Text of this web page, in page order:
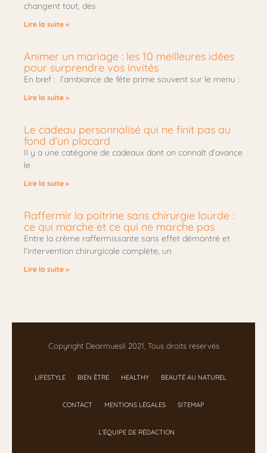
changent tout, des
Lire la suite »
Animer un mariage : les 10 meilleures idées
pour surprendre vos invités
En bref : l’ambiance de fête prime souvent sur le menu :
Lire la suite »
Le cadeau personnalisé qui ne finit pas au
fond d’un placard
Il y a une catégorie de cadeaux dont on connaît d’avance
le
Lire la suite »
Raffermir la poitrine sans chirurgie lourde :
ce qui marche et ce qui ne marche pas
Entre la crème raffermissante sans effet démontré et
l’intervention chirurgicale complète, un
Lire la suite »
Copyright Dearmuesli 2021, Tous droits réservés
LIFESTYLE BIEN ÊTRE HEALTHY BEAUTÉ AU NATUREL
CONTACT MENTIONS LÉGALES SITEMAP
L’ÉQUIPE DE RÉDACTION